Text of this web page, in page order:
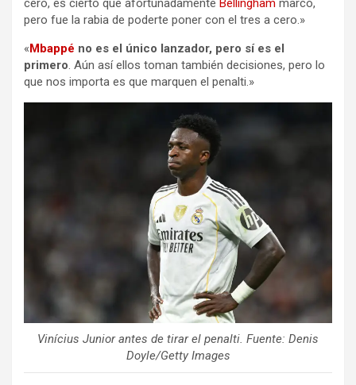
cero, es cierto que afortunadamente Bellingham marcó,
pero fue la rabia de poderte poner con el tres a cero.»
«Mbappé no es el único lanzador, pero sí es el
primero. Aún así ellos toman también decisiones, pero lo
que nos importa es que marquen el penalti.»
Vinícius Junior antes de tirar el penalti. Fuente: Denis
Doyle/Getty Images